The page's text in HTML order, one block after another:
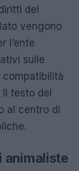
dei
vengono
l’ente
sulle
testo del
al centro di
animaliste